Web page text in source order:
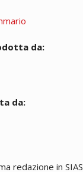
da:
da:
redazione in SIAS